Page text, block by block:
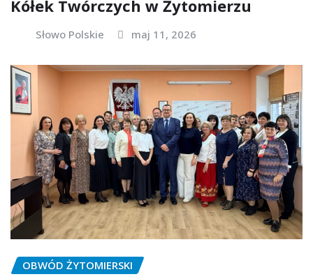
Kółek Twórczych w Żytomierzu
Słowo Polskie maj 11, 2026
OBWÓD ŻYTOMIERSKI